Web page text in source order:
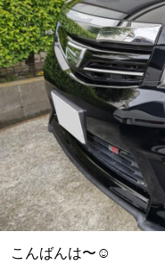
こんばんは〜☺️